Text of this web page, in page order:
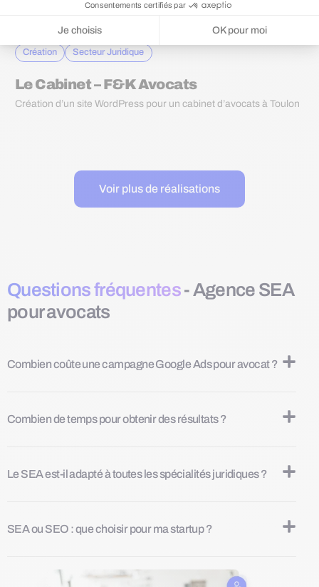
Consentements certifiés par
Je choisis OK pour moi
Axeptio consent
Plateforme de Gestion du Consentement : Personnalisez vos Options
Notre plateforme vous permet d'adapter et de gérer vos paramètres
Création Secteur Juridique
Le Cabinet – F&K Avocats
Création d’un site WordPress pour un cabinet d’avocats à Toulon
Voir plus de réalisations
Questions fréquentes- Agence SEA
pour avocats
Combien coûte une campagne Google Ads pour avocat ?
Combien de temps pour obtenir des résultats ?
Le SEA est-il adapté à toutes les spécialités juridiques ?
SEA ou SEO : que choisir pour ma startup ?